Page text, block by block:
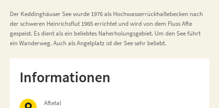
Der Keddinghäuser See wurde 1976 als Hochwasserrückhaltebecken nach
der schweren Heinrichsflut 1965 errichtet und wird von dem Fluss Afte
gespeist. Es dient als ein beliebtes Naherholungsgebiet. Um den See führt
ein Wanderweg. Auch als Angelplatz ist der See sehr beliebt.
Informationen
Aftetal